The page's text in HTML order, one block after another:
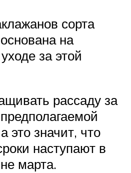
сорта
на
за этой
рассаду за
это значит, что
наступают в
марта.